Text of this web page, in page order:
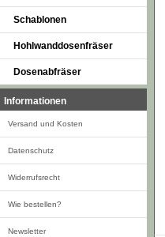
Schablonen
Hohlwanddosenfräser
Dosenabfräser
Informationen
Versand und Kosten
Datenschutz
Widerrufsrecht
Wie bestellen?
Newsletter